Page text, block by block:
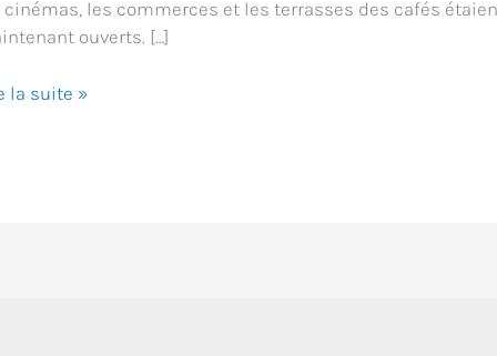
cinémas, les commerces et les terrasses des cafés
ouverts. […]
la suite »